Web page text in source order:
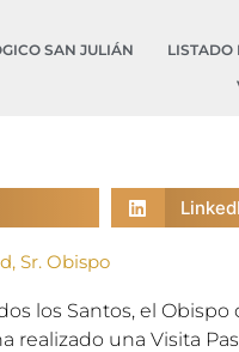
SAN JULIÁN LISTADO
, Sr. Obispo
los Santos, el Obispo
realizado una Visita